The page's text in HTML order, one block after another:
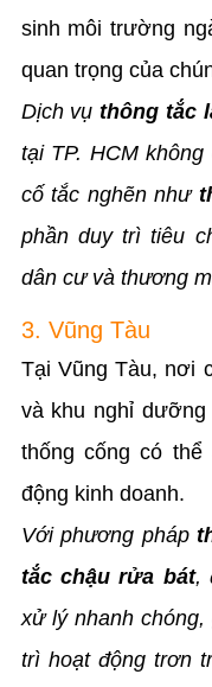
sinh môi trường
quan trọng của
Dịch vụthông tắc
tại TP. HCM
cố tắc nghẽn như
phần duy trì tiêu
dân cư và thương
3. Vũng Tàu
Tại Vũng Tàu, nơi
và khu nghỉ
thống cống có
động kinh doanh.
Với phương pháp
tắc chậu rửa bát,
xử lý nhanh
trì hoạt động trơn